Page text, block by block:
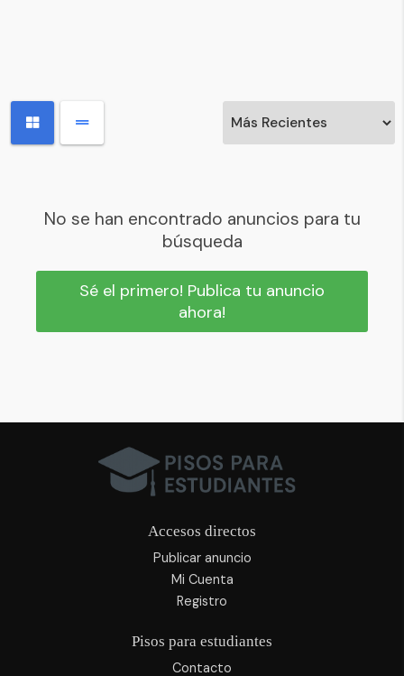
No se han encontrado anuncios para tu
búsqueda
Sé el primero! Publica tu anuncio
ahora!
Accesos directos
Publicar anuncio
Mi Cuenta
Registro
Pisos para estudiantes
Contacto